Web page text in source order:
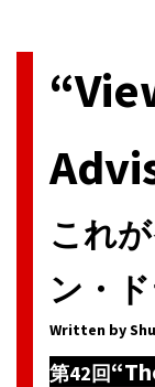
これ
ン・
Written by
第42回